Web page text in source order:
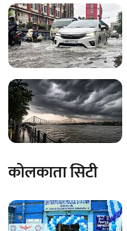
कोलकाता सिटी